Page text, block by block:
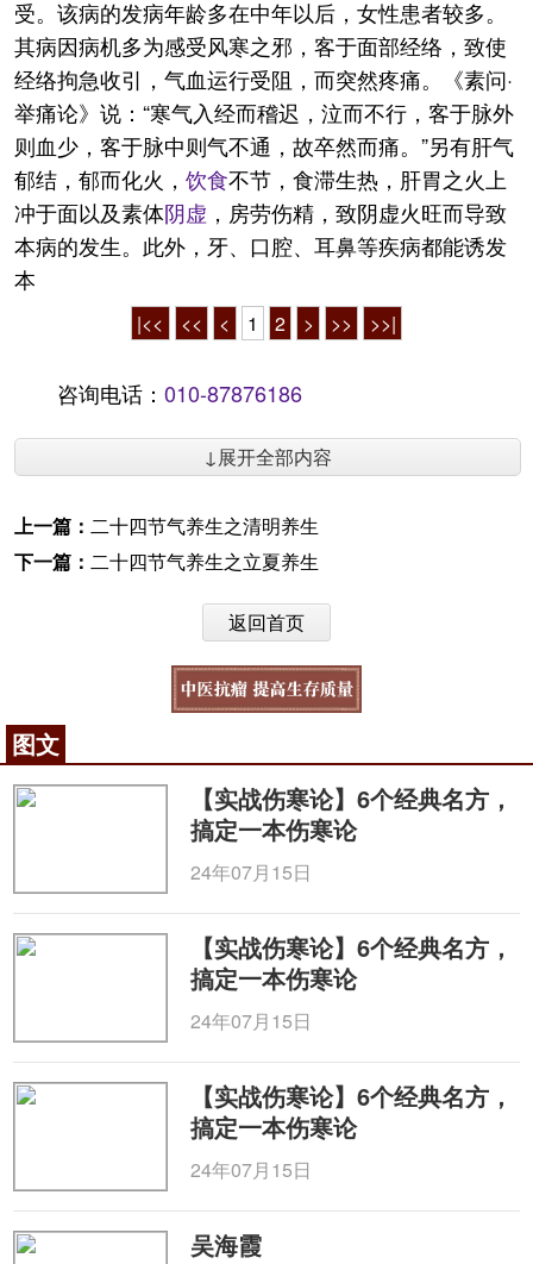
受。该病的发病年龄多在中年以后，女性患者较多。
其病因病机多为感受风寒之邪，客于面部经络，致使
经络拘急收引，气血运行受阻，而突然疼痛。《素问·
举痛论》说：“寒气入经而稽迟，泣而不行，客于脉外
则血少，客于脉中则气不通，故卒然而痛。”另有肝气
郁结，郁而化火， 饮食不节，食滞生热，肝胃之火上
冲于面以及素体阴虚 ，房劳伤精，致阴虚火旺而导致
本病的发生。此外，牙、口腔、耳鼻等疾病都能诱发
本
|<< << < 1 2 > >> >>|
咨询电话： 010-87876186
↓展开全部内容
上一篇： 二十四节气养生之清明养生
下一篇： 二十四节气养生之立夏养生
返回首页
图文
【实战伤寒论】6个经典名方，
搞定一本伤寒论
24年07月15日
【实战伤寒论】6个经典名方，
搞定一本伤寒论
24年07月15日
【实战伤寒论】6个经典名方，
搞定一本伤寒论
24年07月15日
吴海霞